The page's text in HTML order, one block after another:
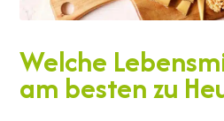
Welche
am besten zu